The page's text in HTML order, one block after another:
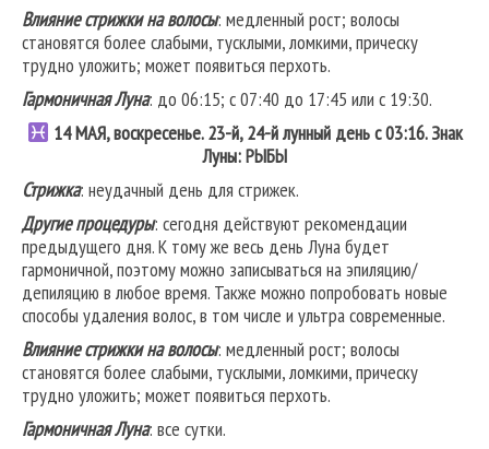
Влияние стрижки на волосы: медленный рост; волосы
становятся более слабыми, тусклыми, ломкими, прическу
трудно уложить; может появиться перхоть.
Гармоничная Луна: до 06:15; с 07:40 до 17:45 или с 19:30.
14 МАЯ, воскресенье. 23-й, 24-й лунный день с 03:16. Знак
Луны: РЫБЫ
Стрижка: неудачный день для стрижек.
Другие процедуры: сегодня действуют рекомендации
предыдущего дня. К тому же весь день Луна будет
гармоничной, поэтому можно записываться на эпиляцию/
депиляцию в любое время. Также можно попробовать новые
способы удаления волос, в том числе и ультра современные.
Влияние стрижки на волосы: медленный рост; волосы
становятся более слабыми, тусклыми, ломкими, прическу
трудно уложить; может появиться перхоть.
Гармоничная Луна: все сутки.